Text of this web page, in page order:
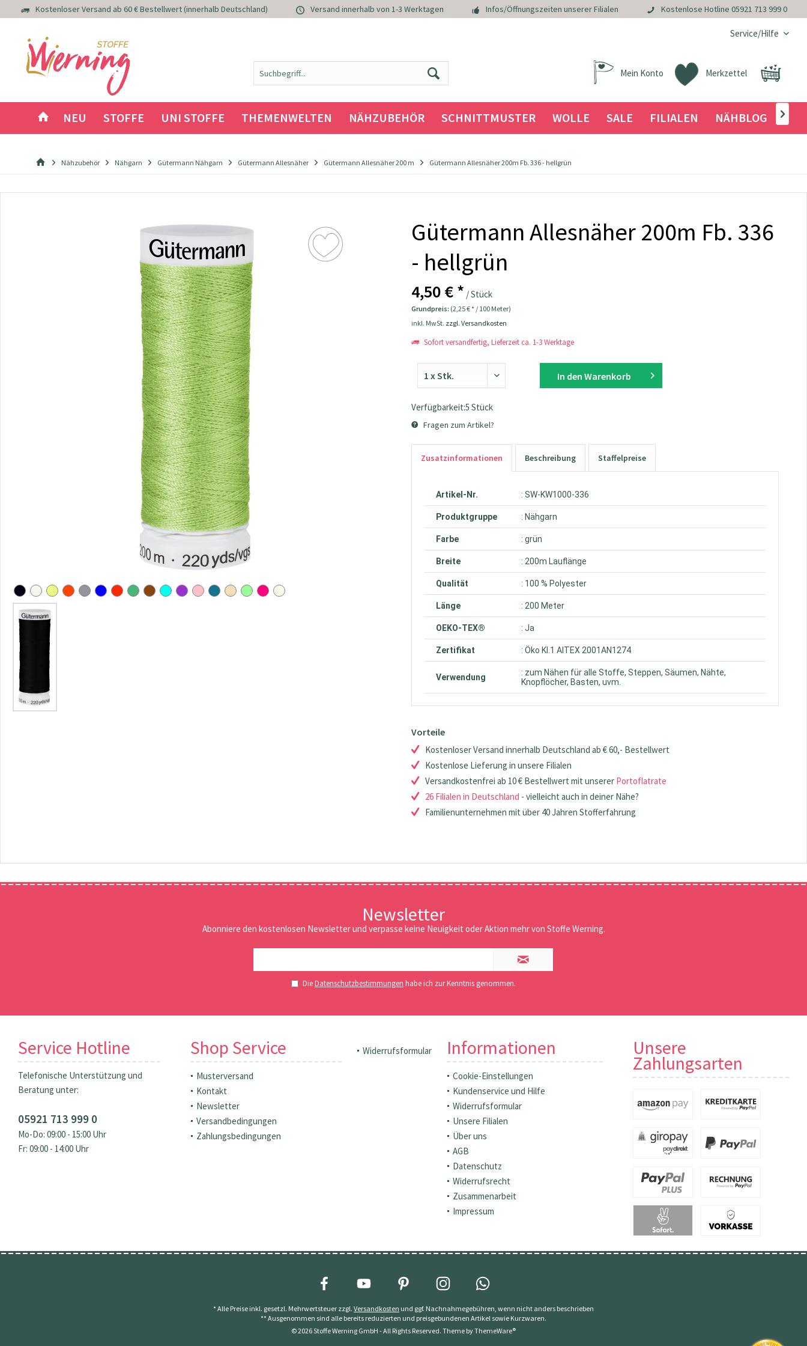
Kostenloser Versand ab 60 € Bestellwert (innerhalb Deutschland) Versand innerhalb von 1-3 Werktagen Infos/Öffnungszeiten unserer Filialen Kostenlose Hotline 05921 713 999 0
Service/Hilfe
Merkzettel
Mein Konto
NEU STOFFE UNI STOFFE THEMENWELTEN NÄHZUBEHÖR SCHNITTMUSTER WOLLE SALE FILIALEN NÄHBLOG 
Nähzubehör Nähgarn Gütermann Nähgarn Gütermann Allesnäher Gütermann Allesnäher 200 m Gütermann Allesnäher 200m Fb. 336 - hellgrün
Gütermann Allesnäher 200m Fb. 336
- hellgrün
4,50 € * / Stück
Grundpreis: (2,25 € * / 100 Meter)
inkl. MwSt. zzgl. Versandkosten
Sofort versandfertig, Lieferzeit ca. 1-3 Werktage
In den Warenkorb
Verfügbarkeit:5 Stück
Fragen zum Artikel?
Zusatzinformationen Beschreibung Staffelpreise
Artikel-Nr. : SW-KW1000-336
Produktgruppe : Nähgarn
Farbe : grün
Breite : 200m Lauflänge
Qualität : 100 % Polyester
Länge : 200 Meter
OEKO-TEX® : Ja
Zertifikat : Öko Kl.1 AITEX 2001AN1274
Verwendung
: zum Nähen für alle Stoffe, Steppen, Säumen, Nähte,
Knopflöcher, Basten, uvm.
Vorteile
Kostenloser Versand innerhalb Deutschland ab € 60,- Bestellwert
Kostenlose Lieferung in unsere Filialen
Versandkostenfrei ab 10 € Bestellwert mit unserer Portoflatrate
26 Filialen in Deutschland - vielleicht auch in deiner Nähe?
Familienunternehmen mit über 40 Jahren Stofferfahrung
Newsletter
Abonniere den kostenlosen Newsletter und verpasse keine Neuigkeit oder Aktion mehr von Stoffe Werning.
DieDatenschutzbestimmungen habe ich zur Kenntnis genommen.
Service Hotline
Telefonische Unterstützung und
Beratung unter:
05921 713 999 0
Mo-Do: 09:00 - 15:00 Uhr
Fr: 09:00 - 14:00 Uhr
Shop Service
Musterversand
Kontakt
Newsletter
Versandbedingungen
Zahlungsbedingungen
Widerrufsformular Informationen
Cookie-Einstellungen
Kundenservice und Hilfe
Widerrufsformular
Unsere Filialen
Über uns
AGB
Datenschutz
Widerrufsrecht
Zusammenarbeit
Impressum
Unsere
Zahlungsarten
* Alle Preise inkl. gesetzl. Mehrwertsteuer zzgl. Versandkosten und ggf. Nachnahmegebühren, wenn nicht anders beschrieben
** Ausgenommen sind alle bereits reduzierten und preisgebundenen Artikel sowie Kurzwaren.
© 2026 Stoffe Werning GmbH - All Rights Reserved. Theme byThemeWare®